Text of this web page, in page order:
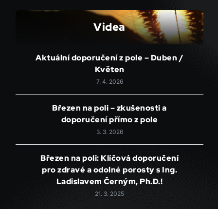
Videa
Aktuální doporučení z pole – Duben /
Květen
7. 4. 2026
Březen na poli – zkušenosti a
doporučení přímo z pole
3. 3. 2026
Březen na poli: Klíčová doporučení
pro zdravé a odolné porosty s Ing.
Ladislavem Černým, Ph.D.!
21. 3. 2025